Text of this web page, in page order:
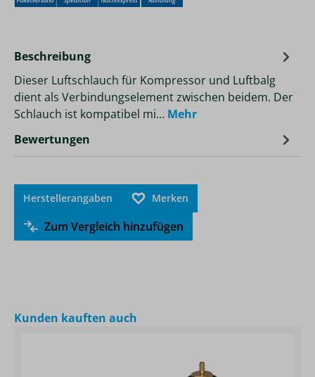
Beschreibung
Dieser Luftschlauch für Kompressor und Luftbalg
dient als Verbindungselement zwischen beidem. Der
Schlauch ist kompatibel mi… Mehr
Bewertungen
Herstellerangaben Merken
Zum Vergleich hinzufügen
Produktgalerie überspringen
Kunden kauften auch